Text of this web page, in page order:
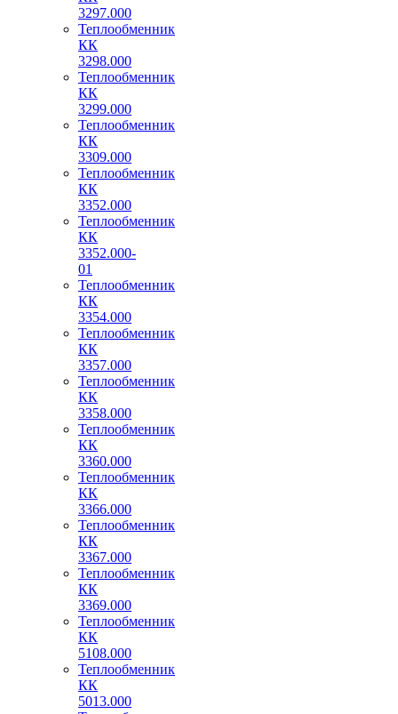
3297.000
Теплообменник
КК
3298.000
Теплообменник
КК
3299.000
Теплообменник
КК
3309.000
Теплообменник
КК
3352.000
Теплообменник
КК
3352.000-
01
Теплообменник
КК
3354.000
Теплообменник
КК
3357.000
Теплообменник
КК
3358.000
Теплообменник
КК
3360.000
Теплообменник
КК
3366.000
Теплообменник
КК
3367.000
Теплообменник
КК
3369.000
Теплообменник
КК
5108.000
Теплообменник
КК
5013.000